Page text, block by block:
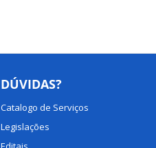
DÚVIDAS?
Catalogo de Serviços
Legislações